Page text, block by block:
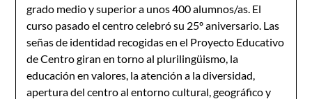
grado medio y superior a unos 400 alumnos/as. El
curso pasado el centro celebró su 25º aniversario. Las
señas de identidad recogidas en el Proyecto Educativo
de Centro giran en torno al plurilingüismo, la
educación en valores, la atención a la diversidad,
apertura del centro al entorno cultural, geográfico y